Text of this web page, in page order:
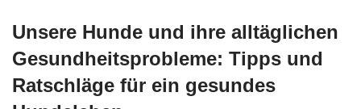
Unsere Hunde und ihre alltäglichen
Gesundheitsprobleme: Tipps und
Ratschläge für ein gesundes